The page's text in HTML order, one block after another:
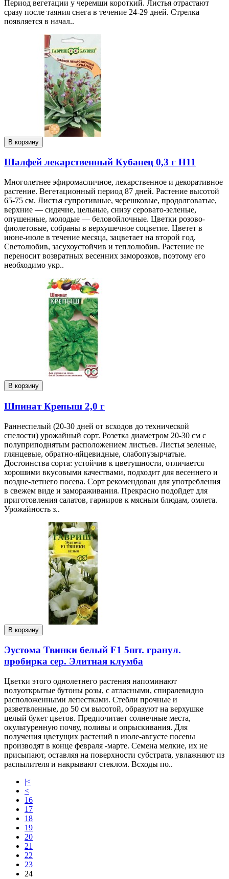
Период вегетации у черемши короткий. Листья отрастают
сразу после таяния снега в течение 24-29 дней. Стрелка
появляется в начал..
В корзину
Шалфей лекарственный Кубанец 0,3 г Н11
Многолетнее эфиромасличное, лекарственное и декоративное
растение. Вегетационный период 87 дней. Растение высотой
65-75 см. Листья супротивные, черешковые, продолговатые,
верхние — сидячие, цельные, снизу серовато-зеленые,
опушенные, молодые — беловойлочные. Цветки розово-
фиолетовые, собраны в верхушечное соцветие. Цветет в
июне-июле в течение месяца, зацветает на второй год.
Светолюбив, засухоустойчив и теплолюбив. Растение не
переносит возвратных весенних заморозков, поэтому его
необходимо укр..
В корзину
Шпинат Крепыш 2,0 г
Раннеспелый (20-30 дней от всходов до технической
спелости) урожайный сорт. Розетка диаметром 20-30 см с
полуприподнятым расположением листьев. Листья зеленые,
глянцевые, обратно-яйцевидные, слабопузырчатые.
Достоинства сорта: устойчив к цветушности, отличается
хорошими вкусовыми качествами, подходит для весеннего и
поздне-летнего посева. Сорт рекомендован для употребления
в свежем виде и замораживания. Прекрасно подойдет для
приготовления салатов, гарниров к мясным блюдам, омлета.
Урожайность з..
В корзину
Эустома Твинки белый F1 5шт. гранул.
пробирка сер. Элитная клумба
Цветки этого однолетнего растения напоминают
полуоткрытые бутоны розы, с атласными, спиралевидно
расположенными лепестками. Стебли прочные и
разветвленные, до 50 см высотой, образуют на верхушке
целый букет цветов. Предпочитает солнечные места,
окультуренную почву, поливы и опрыскивания. Для
получения цветущих растений в июле-августе посевы
производят в конце февраля -марте. Семена мелкие, их не
присыпают, оставляя на поверхности субстрата, увлажняют из
распылителя и накрывают стеклом. Всходы по..
|<
<
16
17
18
19
20
21
22
23
24